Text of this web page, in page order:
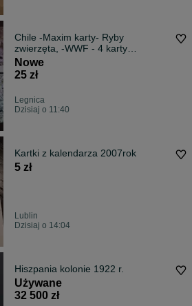
Chile -Maxim karty- Ryby
zwierzęta, -WWF - 4 karty
pocztowe ze znaczkami
Nowe
25 zł
Legnica
Dzisiaj o 11:40
Kartki z kalendarza 2007rok
5 zł
Lublin
Dzisiaj o 14:04
Hiszpania kolonie 1922 r.
Używane
32 500 zł